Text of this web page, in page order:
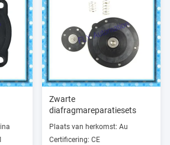
Zwarte
diafragmareparatiesets
Plaats van herkomst: Au
Certificering: CE